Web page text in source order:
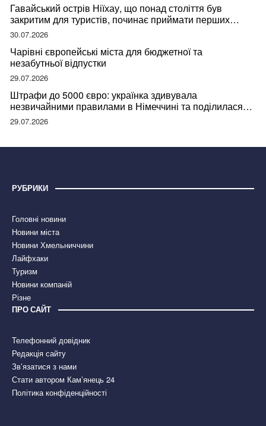
Гавайський острів Ніїхау, що понад століття був
закритим для туристів, починає приймати перших
відвідувачів
30.07.2026
Чарівні європейські міста для бюджетної та
незабутньої відпустки
29.07.2026
Штрафи до 5000 євро: українка здивувала
незвичайними правилами в Німеччині та поділилася
правдою
29.07.2026
РУБРИКИ
Головні новини
Новини міста
Новини Хмельниччини
Лайфхаки
Туризм
Новини компаній
Різне
ПРО САЙТ
Телефонний довідник
Редакція сайту
Зв’язатися з нами
Стати автором Кам’янець 24
Політика конфіденційності